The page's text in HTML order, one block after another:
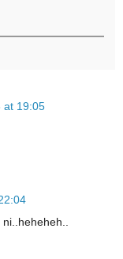
at 19:05